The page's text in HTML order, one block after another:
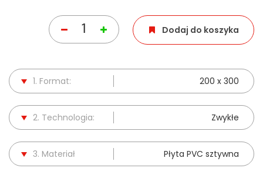
Dodaj do koszyka
1. Format: 200 x 300
2. Technologia: Zwykłe
3. Materiał Płyta PVC sztywna